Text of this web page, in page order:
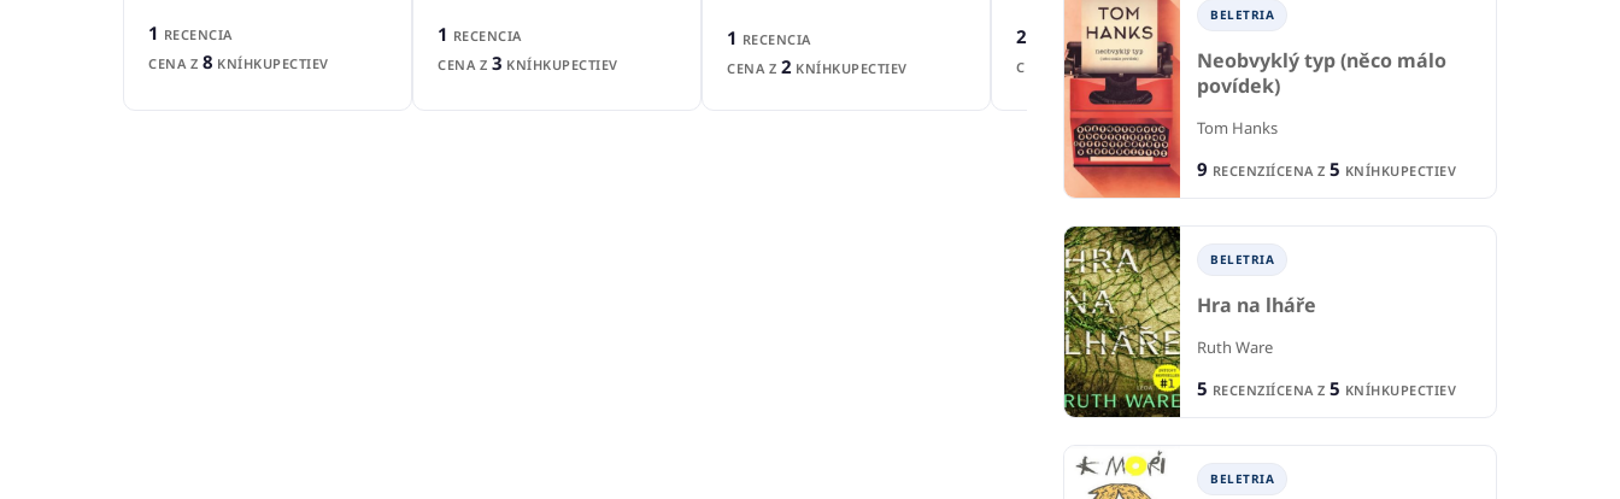
1 RECENCIA
CENA Z 8 KNÍHKUPECTIEV
1 RECENCIA
CENA Z 3 KNÍHKUPECTIEV
1 RECENCIA
CENA Z 2 KNÍHKUPECTIEV
2 RECENZIE
CENA Z6KNÍHKUPECTIEV
CENA Z5KNÍHKUPECTIEV
BELETRIA
Neobvyklý typ (něco málo
povídek)
Tom Hanks
9 RECENZIÍCENA Z 5 KNÍHKUPECTIEV
BELETRIA
Hra na lháře
Ruth Ware
5 RECENZIÍCENA Z 5 KNÍHKUPECTIEV
BELETRIA